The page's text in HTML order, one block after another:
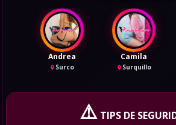
Andrea
Surco
Camila
Surquillo
⚠️TIPS DE